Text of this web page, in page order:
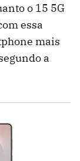
o 15 5G
essa
mais
a